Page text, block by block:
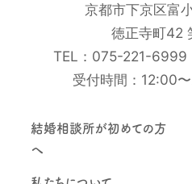
京都市下京区富
徳正寺町42
TEL： 075-221-6999
受付時間：12:00
結婚相談所が初めての方
へ